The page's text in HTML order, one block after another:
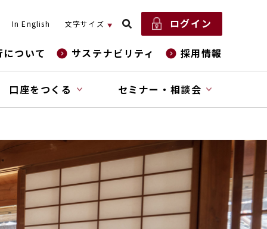
In English 文字サイズ ログイン
について サステナビリティ 採用情報
口座をつくる セミナー・相談会